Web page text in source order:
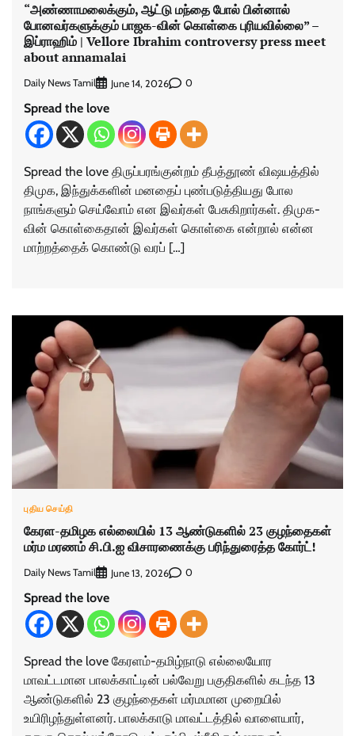
“அண்ணாமலைக்கும், ஆட்டு மந்தை போல் பின்னால்
போனவர்களுக்கும் பாஜக-வின் கொள்கை புரியவில்லை” –
இப்ராஹிம் | Vellore Ibrahim controversy press meet
about annamalai
Daily News Tamil June 14, 2026 0
Spread the love
Spread the love திருப்பரங்குன்றம் தீபத்தூண் விஷயத்தில்
திமுக, இந்துக்களின் மனதைப் புண்படுத்தியது போல
நாங்களும் செய்வோம் என இவர்கள் பேசுகிறார்கள். திமுக-
வின் கொள்கைதான் இவர்கள் கொள்கை என்றால் என்ன
மாற்றத்தைக் கொண்டு வரப் […]
புதிய செய்தி
கேரள-தமிழக எல்லையில் 13 ஆண்டுகளில் 23 குழந்தைகள்
மர்ம மரணம் சி.பி.ஐ விசாரணைக்கு பரிந்துரைத்த கோர்ட்!
Daily News Tamil June 13, 2026 0
Spread the love
Spread the love கேரளம்-தமிழ்நாடு எல்லையோர
மாவட்டமான பாலக்காட்டின் பல்வேறு பகுதிகளில் கடந்த 13
ஆண்டுகளில் 23 குழந்தைகள் மர்மமான முறையில்
உயிரிழந்துள்ளனர். பாலக்காடு மாவட்டத்தில் ​வாளையார்,